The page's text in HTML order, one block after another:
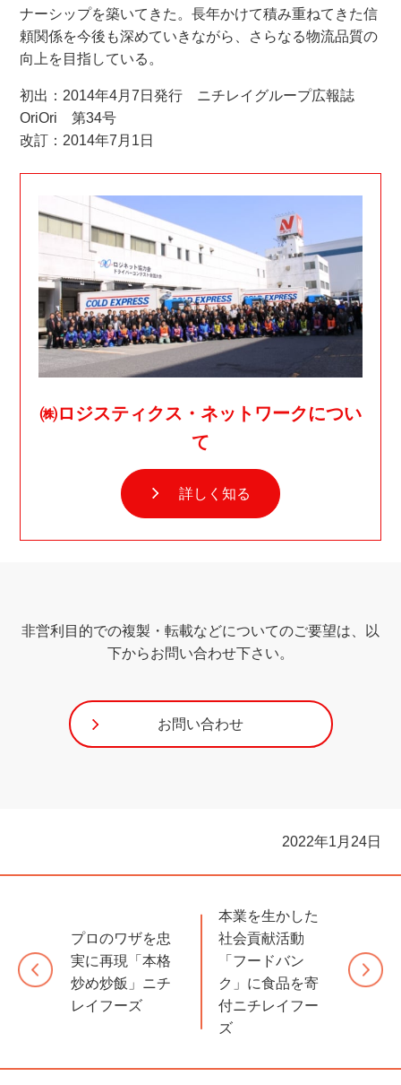
ナーシップを築いてきた。長年かけて積み重ねてきた信
頼関係を今後も深めていきながら、さらなる物流品質の
向上を目指している。
初出：2014年4月7日発行 ニチレイグループ広報誌
OriOri 第34号
改訂：2014年7月1日
㈱ロジスティクス・ネットワークについ
て
詳しく知る
非営利目的での複製・転載などについてのご要望は、以
下からお問い合わせ下さい。
お問い合わせ
2022年1月24日
プロのワザを忠
実に再現「本格
炒め炒飯」ニチ
レイフーズ
本業を生かした
社会貢献活動
「フードバン
ク」に食品を寄
付ニチレイフー
ズ